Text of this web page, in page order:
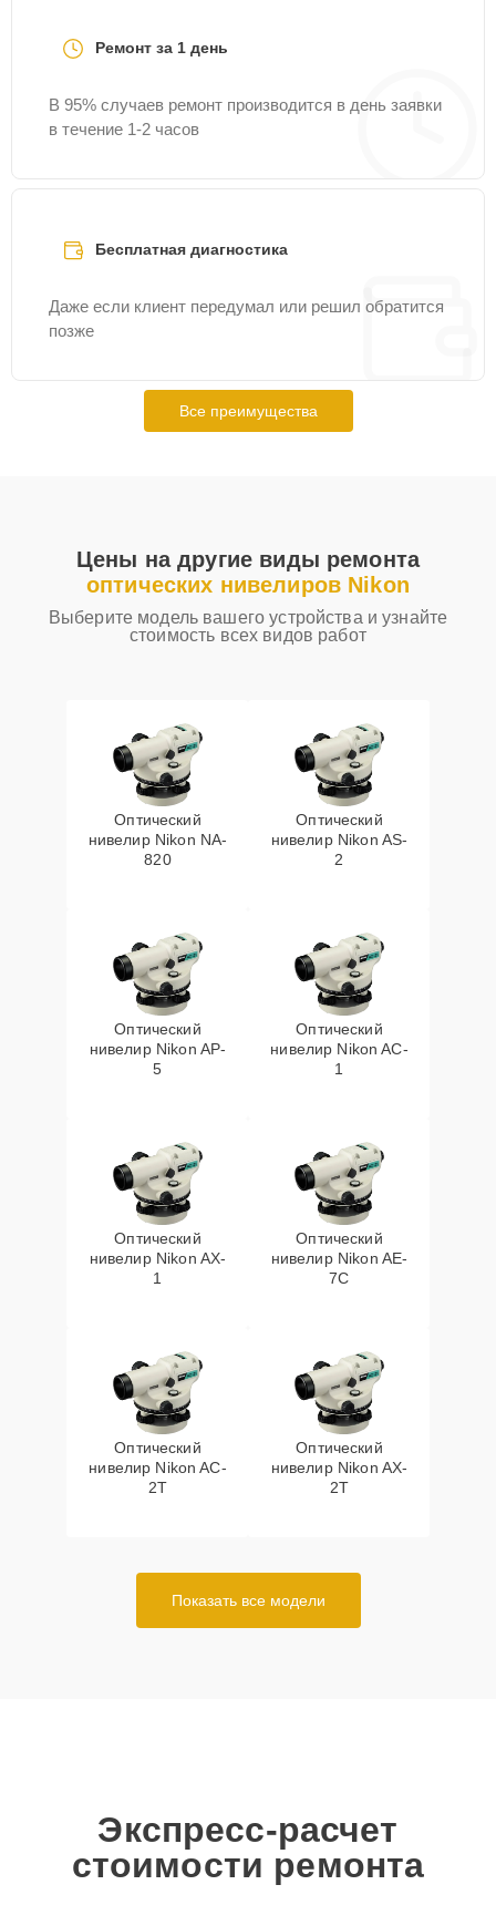
Ремонт за 1 день
В 95% случаев ремонт производится в день заявки
в течение 1-2 часов
Бесплатная диагностика
Даже если клиент передумал или решил обратится
позже
Все преимущества
Цены на другие виды ремонта
оптических нивелиров Nikon
Выберите модель вашего устройства и узнайте
стоимость всех видов работ
Оптический
нивелир Nikon NA-
820
Оптический
нивелир Nikon AS-
2
Оптический
нивелир Nikon AP-
5
Оптический
нивелир Nikon AC-
1
Оптический
нивелир Nikon AX-
1
Оптический
нивелир Nikon AE-
7C
Оптический
нивелир Nikon AC-
2T
Оптический
нивелир Nikon AX-
2T
Показать все модели
Экспресс-расчет
стоимости ремонта